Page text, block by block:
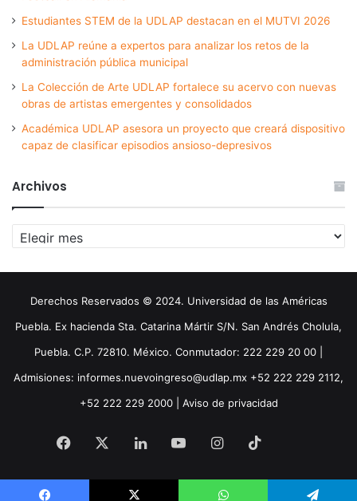
Estudiantes STEM de la UDLAP destacan en el MUTVI 2026
La UDLAP reúne a expertos para analizar los retos de la
administración pública municipal
La Colección de Arte UDLAP fortalece su acervo con nuevas
obras de artistas emergentes y consolidados
Académica UDLAP asesora un proyecto que creará dispositivo
capaz de clasificar episodios ansioso-depresivos
Archivos
Archivos
Derechos Reservados © 2024. Universidad de las Américas
Puebla. Ex hacienda Sta. Catarina Mártir S/N. San Andrés Cholula,
Puebla. C.P. 72810. México. Conmutador: 222 229 20 00 |
Admisiones: informes.nuevoingreso@udlap.mx +52 222 229 2112,
+52 222 229 2000 | Aviso de privacidad
Facebook LinkedInYouTubeInstagram